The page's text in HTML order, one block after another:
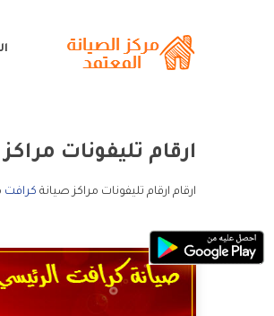
ارقام تليفونات
ارقام ارقام تليفونات مراكز صيانة كرافت